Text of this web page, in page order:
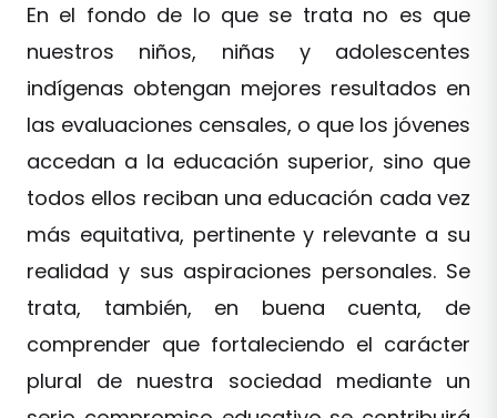
En el fondo de lo que se trata no es que
nuestros niños, niñas y adolescentes
indígenas obtengan mejores resultados en
las evaluaciones censales, o que los jóvenes
accedan a la educación superior, sino que
todos ellos reciban una educación cada vez
más equitativa, pertinente y relevante a su
realidad y sus aspiraciones personales. Se
trata, también, en buena cuenta, de
comprender que fortaleciendo el carácter
plural de nuestra sociedad mediante un